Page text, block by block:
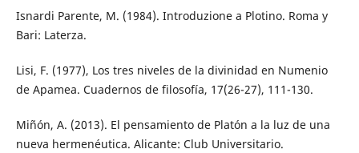
Isnardi Parente, M. (1984). Introduzione a Plotino. Roma y
Bari: Laterza.
Lisi, F. (1977), Los tres niveles de la divinidad en Numenio
de Apamea. Cuadernos de filosofía, 17(26-27), 111-130.
Miñón, A. (2013). El pensamiento de Platón a la luz de una
nueva hermenéutica. Alicante: Club Universitario.